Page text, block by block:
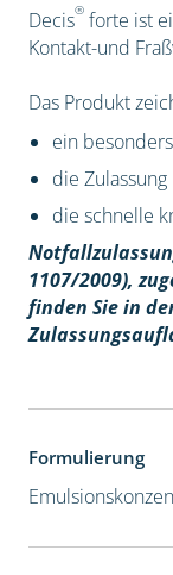
Decis®forte ist
Kontakt-und
Das Produkt
ein
die
die schnelle
1107/2009), z
finden Sie in
Formulierung